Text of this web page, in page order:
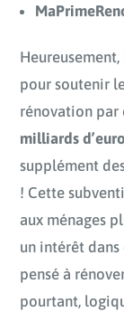
pour soutenir
rénovation
milliards
supplément
! Cette
aux ménages
un intérêt dans
pensé à
pourtant,